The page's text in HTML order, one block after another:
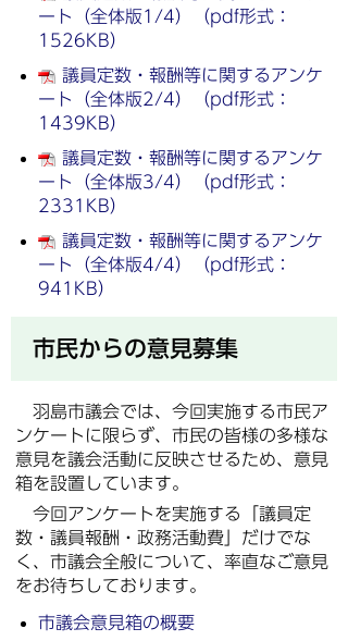
ート（全体版1/4）（pdf形式：
1526KB）
議員定数・報酬等に関するアンケ
ート（全体版2/4）（pdf形式：
1439KB）
議員定数・報酬等に関するアンケ
ート（全体版3/4）（pdf形式：
2331KB）
議員定数・報酬等に関するアンケ
ート（全体版4/4）（pdf形式：
941KB）
市民からの意見募集
羽島市議会では、今回実施する市民ア
ンケートに限らず、市民の皆様の多様な
意見を議会活動に反映させるため、意見
箱を設置しています。
今回アンケートを実施する「議員定
数・議員報酬・政務活動費」だけでな
く、市議会全般について、率直なご意見
をお待ちしております。
市議会意見箱の概要